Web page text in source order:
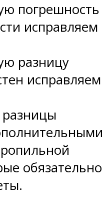
погрешность
исправляем
разницу
исправляем
обязательно